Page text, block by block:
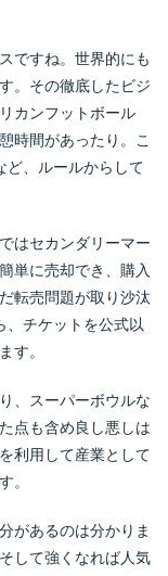
ですね。世界的にも
。その徹底したビジ
カンフットボール
時間があったり。こ
ど、ルールからして
はセカンダリーマー
単に売却でき、購入
転売問題が取り沙汰
、チケットを公式以
す。
、スーパーボウルな
点も含め良し悪しは
利用して産業として
。
があるのは分かりま
して強くなれば人気